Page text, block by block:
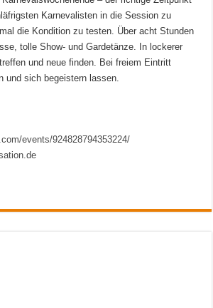
Karnevalisten in die Session zu
die Kondition zu testen. Über acht Stunden
tolle Show- und Gardetänze. In lockerer
und neue finden. Bei freiem Eintritt
und sich begeistern lassen.
events/924828794353224/